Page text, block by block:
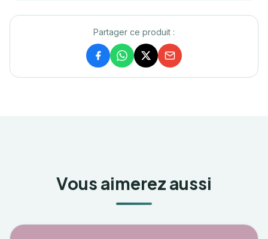
Partager ce produit :
Vous aimerez aussi